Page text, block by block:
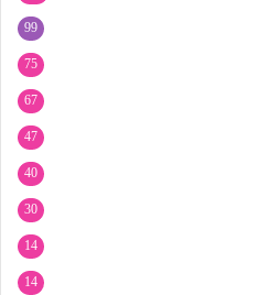
99
75
67
47
40
30
14
14